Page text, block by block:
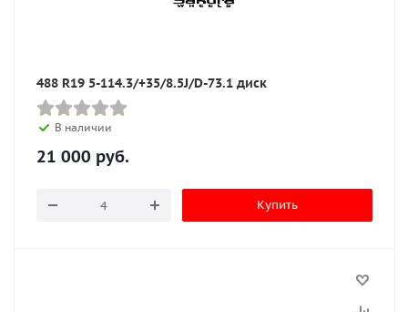
488 R19 5-114.3/+35/8.5J/D-73.1 диск
В наличии
21 000 руб.
Купить